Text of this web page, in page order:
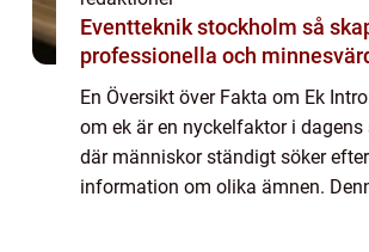
Eventteknik stockholm så skapar du
professionella och
En Översikt över Fakta om Ek
om ek är en nyckelfaktor i dagens
där människor ständigt söker efter
information om olika ämnen.